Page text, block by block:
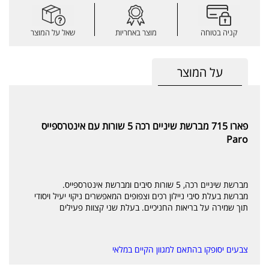
קניה בטוחה מוצר באחריות שאל על המוצר
על המוצר
פארו 715 מברשת שיניים רכה 5 שורות עם אינטרספייס
Paro
מברשת שיניים רכה, 5 שורות סיבים ומברשת אינטרספייס.
מברשת בעלת סיבי ניילון רכים וצפופים המאפשרים ניקוי יעיל ויסודי
תוך שמירה על בריאות החניכיים. בעלת שני קצוות פעילים
צבעים יסופקו בהתאם למגוון הקיים במלאי